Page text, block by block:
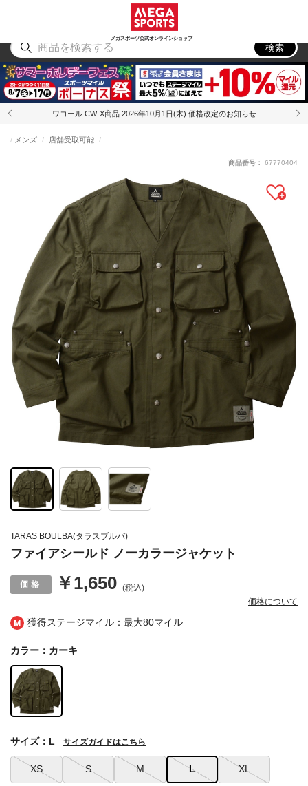
メガスポーツ公式オンラインショップ
アウトドア
検索
ワコール CW-X商品 2026年10月1日(木) 価格改定のお知らせ
獲得ステージマイル：最大80マイル
TARAS BOULBA(タラスブルバ)
ファイアシールド ノーカラージャケット
メンズ 店舗受取可能
￥1,650 (税込)
価格について
商品番号： 67770404
カラー：カーキ
XS S M L XL
サイズ：L サイズガイドはこちら